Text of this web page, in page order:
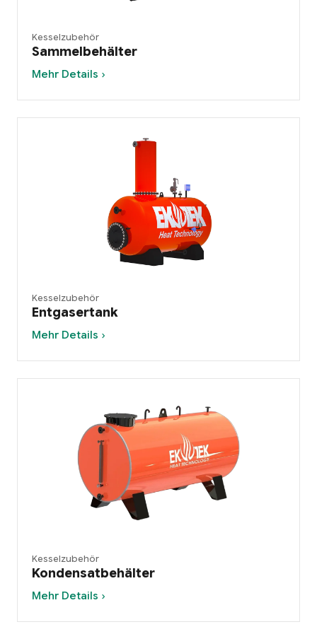
Kesselzubehör
Sammelbehälter
Mehr Details ›
Kesselzubehör
Entgasertank
Mehr Details ›
Kesselzubehör
Kondensatbehälter
Mehr Details ›